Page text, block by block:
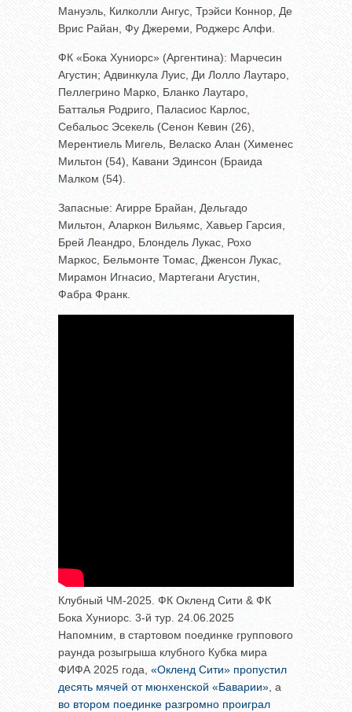
Мануэль, Килколли Ангус, Трэйси Коннор, Де
Врис Райан, Фу Джереми, Роджерс Алфи.
ФК «Бока Хуниорс» (Аргентина): Марчесин
Агустин; Адвинкула Луис, Ди Лолло Лаутаро,
Пеллегрино Марко, Бланко Лаутаро,
Батталья Родриго, Паласиос Карлос,
Себальос Эсекель (Сенон Кевин (26),
Мерентиель Мигель, Веласко Алан (Хименес
Мильтон (54), Кавани Эдинсон (Браида
Малком (54).
Запасные: Агирре Брайан, Дельгадо
Мильтон, Аларкон Вильямс, Хавьер Гарсия,
Брей Леандро, Блондель Лукас, Рохо
Маркос, Бельмонте Томас, Дженсон Лукас,
Мирамон Игнасио, Мартегани Агустин,
Фабра Франк.
Клубный ЧМ-2025. ФК Окленд Сити & ФК
Бока Хуниорс. 3-й тур. 24.06.2025
Напомним, в стартовом поединке группового
раунда розыгрыша клубного Кубка мира
ФИФА 2025 года, «Окленд Сити» пропустил
десять мячей от мюнхенской «Баварии», а
во втором поединке разгромно проиграл